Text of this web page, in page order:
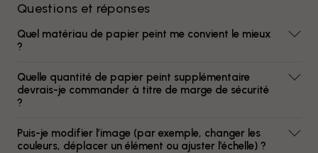
Questions et réponses
Quel matériau de papier peint me convient le mieux
?
Quelle quantité de papier peint supplémentaire
devrais-je commander à titre de marge de sécurité
?
Puis-je modifier l’image (par exemple, changer les
couleurs, déplacer un élément ou ajuster l’échelle) ?